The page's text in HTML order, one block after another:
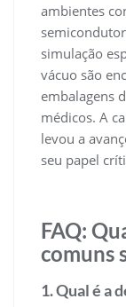
ambientes
simulação
vácuo são
embalagens
médicos. A
levou a
seu papel
FAQ:
comuns
1. Qual é a